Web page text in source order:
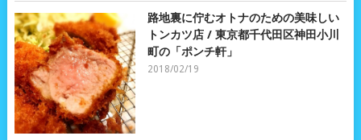
路地裏に佇むオトナのための美味しい
トンカツ店 / 東京都千代田区神田小川
町の「ポンチ軒」
2018/02/19